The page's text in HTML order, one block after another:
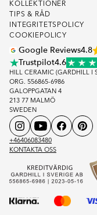
KOLLEKTIONER
TIPS & RÅD
INTEGRITETSPOLICY
COOKIEPOLICY
Google Reviews4.8
Trustpilot4.6
HILL CERAMIC (GARDHILL I
ORG. 556865-6986
GALOPPGATAN 4
213 77 MALMÖ
SWEDEN
+46406083480
KONTAKTA OSS